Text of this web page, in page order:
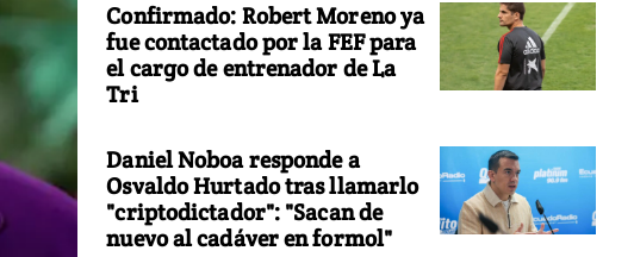
Confirmado: Robert Moreno ya
fue contactado por la FEF para
el cargo de entrenador de La
Tri
Daniel Noboa responde a
Osvaldo Hurtado tras llamarlo
"criptodictador": "Sacan de
nuevo al cadáver en formol"